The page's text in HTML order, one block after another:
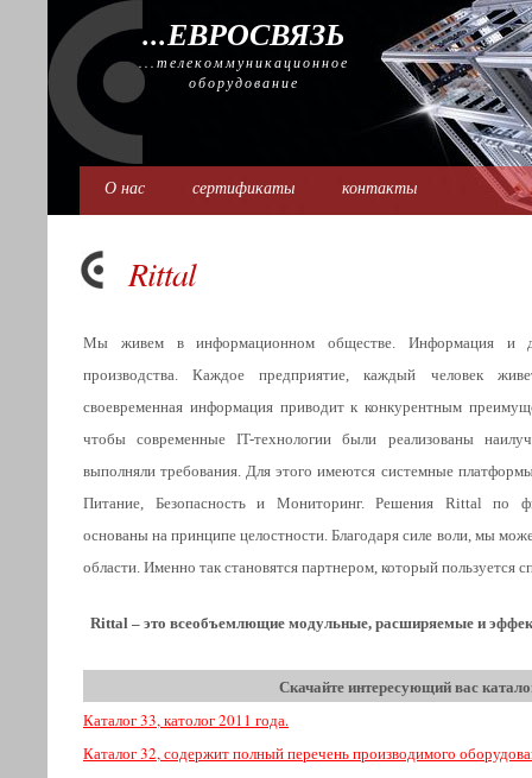
...ЕВРОСВЯЗЬ
...телекоммуникационное
оборудование
О нас сертификаты контакты
Rittal
Мы живем в информационном обществе. Информация и
производства. Каждое предприятие, каждый человек
своевременная информация приводит к конкурентным
чтобы современные IT-технологии были реализованы
выполняли требования. Для этого имеются системные
Питание, Безопасность и Мониторинг. Решения Rittal по
основаны на принципе целостности. Благодаря силе воли, мы
области. Именно так становятся партнером, который пользуется
Rittal – это всеобъемлющие модульные, расширяемые и
Скачайте интересующий вас
Каталог 33, католог 2011 года.
Каталог 32, содержит полный перечень производимого